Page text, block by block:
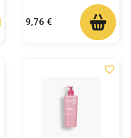
Prix
9,76 €
favorite_border